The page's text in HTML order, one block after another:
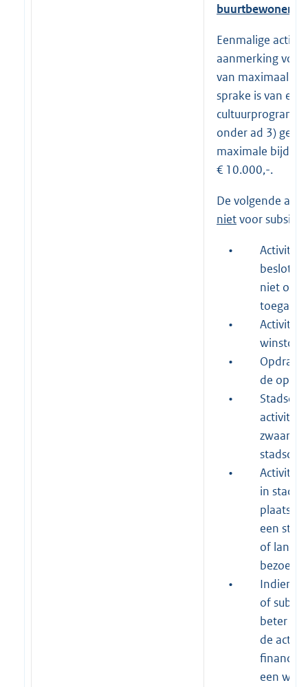
buurtbewoners
Eenmalige
aanmerking voor
van maximaal €
sprake is van een
onder ad 3)
maximale
€ 10.000,-.
De volgende
nietvoor
•
niet
•
•
de
•
•
in
een
of
•
Indien
of
beter
de
een